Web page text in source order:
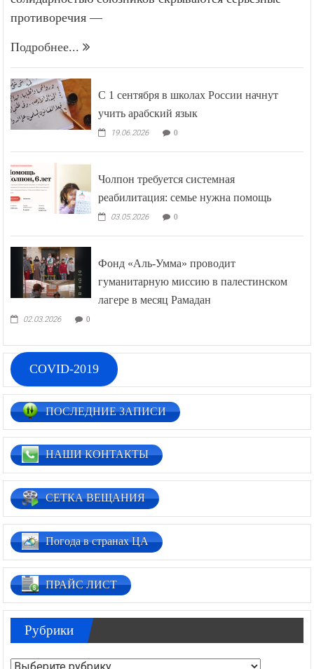
противоречия —
Подробнее...
С 1 сентября в школах России начнут
учить арабский язык
19.06.2026 0
Чолпон требуется системная
реабилитация: семье нужна помощь
03.05.2026 0
Фонд «Аль-Умма» проводит
гуманитарную миссию в палестинском
лагере в месяц Рамадан
02.03.2026 0
COVID-2019
ПОСЛЕДНИЕ ЗАПИСИ
НАШИ КОНТАКТЫ
СЕТКА ВЕЩАНИЯ
Погода в странах ЦА
ПРАЙС ЛИСТ
Рубрики
Рубрики